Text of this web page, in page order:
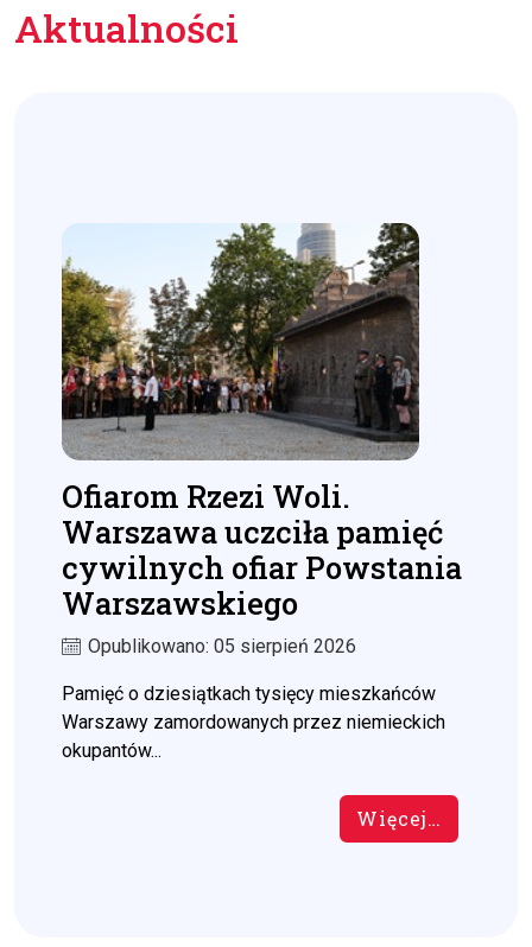
Aktualności
Ofiarom Rzezi Woli.
Warszawa uczciła pamięć
cywilnych ofiar Powstania
Warszawskiego
Opublikowano: 05 sierpień 2026
Pamięć o dziesiątkach tysięcy mieszkańców
Warszawy zamordowanych przez niemieckich
okupantów...
Więcej…